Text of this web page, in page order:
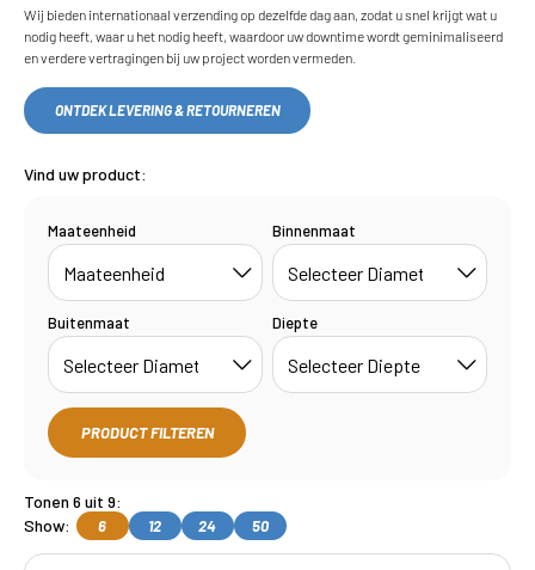
Wij bieden internationaal verzending op dezelfde dag aan, zodat u snel krijgt wat u
nodig heeft, waar u het nodig heeft, waardoor uw downtime wordt geminimaliseerd
en verdere vertragingen bij uw project worden vermeden.
ONTDEK LEVERING & RETOURNEREN
Vind uw product:
Maateenheid Binnenmaat
Buitenmaat Diepte
PRODUCT FILTEREN
Tonen 6 uit 9:
Show:
6 12 24 50